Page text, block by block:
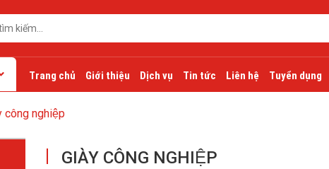
Trang chủ Giới thiệu Dịch vụ Tin tức Liên hệ Tuyển dụng
công nghiệp
GIÀY CÔNG NGHIỆP